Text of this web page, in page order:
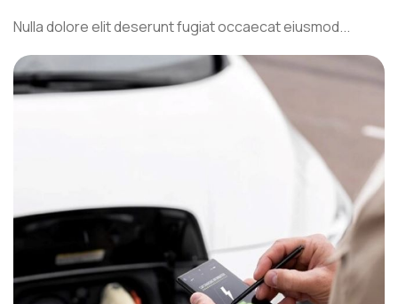
Nulla dolore elit deserunt fugiat occaecat eiusmod...